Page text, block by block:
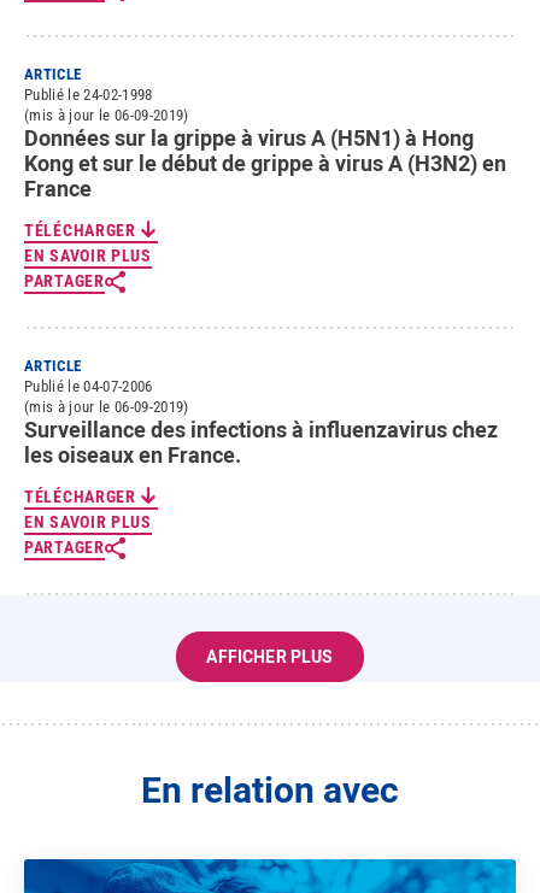
ARTICLE
Publié le 24-02-1998
(mis à jour le 06-09-2019)
Données sur la grippe à virus A (H5N1) à Hong
Kong et sur le début de grippe à virus A (H3N2) en
France
TÉLÉCHARGER
EN SAVOIR PLUS
PARTAGER
ARTICLE
Publié le 04-07-2006
(mis à jour le 06-09-2019)
Surveillance des infections à influenzavirus chez
les oiseaux en France.
TÉLÉCHARGER
EN SAVOIR PLUS
PARTAGER
AFFICHER PLUS
En relation avec